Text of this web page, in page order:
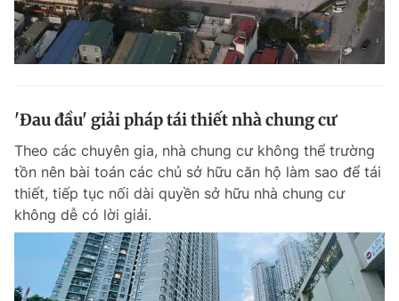
Theo dõi báo trên
Hotline Liên hệ quảng cáo
Đặt báo Quảng cáo RSS Tòa soạn Chính sách bảo
Tổng biên tập: Nguyễn Ngọc Toàn
Phó tổng biên tập thường trực: Hải Thành
Phó tổng biên tập: Lâm Hiếu Dũng
Phó tổng biên tập: Trần Việt Hưng
Tổng thư ký tòa soạn: Đức Trung
'Đau đầu' giải pháp tái thiết nhà chung cư
Theo các chuyên gia, nhà chung cư không thể trường
tồn nên bài toán các chủ sở hữu căn hộ làm sao để tái
thiết, tiếp tục nối dài quyền sở hữu nhà chung cư
không dễ có lời giải.